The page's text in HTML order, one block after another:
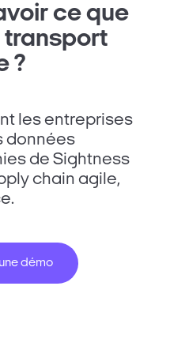
ce que
transport
?
les entreprises
données
de Sightness
chain agile,
démo